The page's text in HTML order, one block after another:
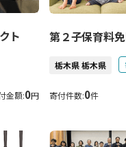
ト
金額:0円
第２子保育料
栃木県 栃木県
寄付件数:0件